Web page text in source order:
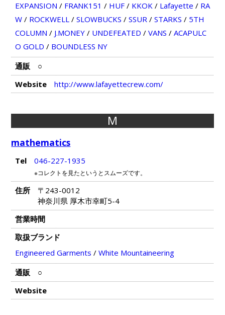
EXPANSION / FRANK151 / HUF/ KKOK/ Lafayette / RA
W/ ROCKWELL/ SLOWBUCKS / SSUR/ STARKS / 5TH
COLUMN / J.MONEY/ UNDEFEATED / VANS / ACAPULC
O GOLD / BOUNDLESS NY
通販
○
Website
http://www.lafayettecrew.com/
M
mathematics
Tel 046-227-1935
※コレクトを見たというとスムーズです。
住所
〒243-0012
神奈川県 厚木市幸町5-4
営業時間
取扱ブランド
Engineered Garments / White Mountaineering
通販
○
Website